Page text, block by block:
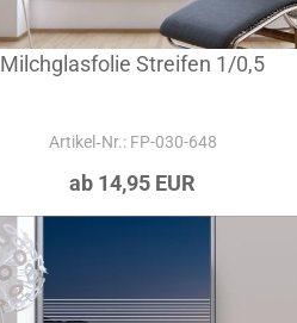
Milchglasfolie Streifen 1/0,5
Artikel‑Nr.: FP-030-648
ab 14,95 EUR